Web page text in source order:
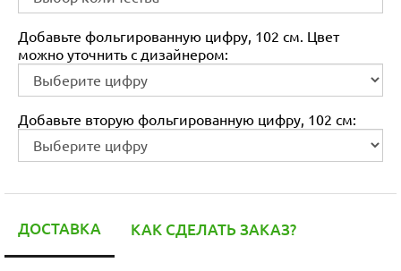
Добавьте фольгированную цифру, 102 см. Цвет
можно уточнить с дизайнером:
Добавьте вторую фольгированную цифру, 102 см:
ДОСТАВКА КАК СДЕЛАТЬ ЗАКАЗ?